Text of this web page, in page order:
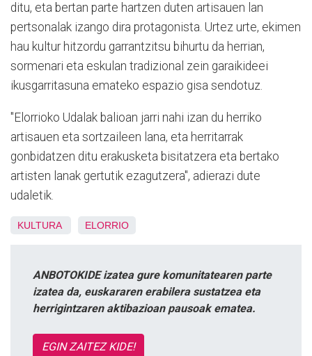
ditu, eta bertan parte hartzen duten artisauen lan
pertsonalak izango dira protagonista. Urtez urte, ekimen
hau kultur hitzordu garrantzitsu bihurtu da herrian,
sormenari eta eskulan tradizional zein garaikideei
ikusgarritasuna emateko espazio gisa sendotuz.
"Elorrioko Udalak balioan jarri nahi izan du herriko
artisauen eta sortzaileen lana, eta herritarrak
gonbidatzen ditu erakusketa bisitatzera eta bertako
artisten lanak gertutik ezagutzera", adierazi dute
udaletik.
KULTURA ELORRIO
ANBOTOKIDE izatea gure komunitatearen parte
izatea da, euskararen erabilera sustatzea eta
herrigintzaren aktibazioan pausoak ematea.
EGIN ZAITEZ KIDE!